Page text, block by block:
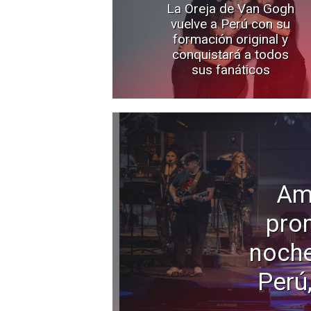
La Oreja de Van Gogh
vuelve a Perú con su
formación original y
conquistará a todos
sus fanáticos